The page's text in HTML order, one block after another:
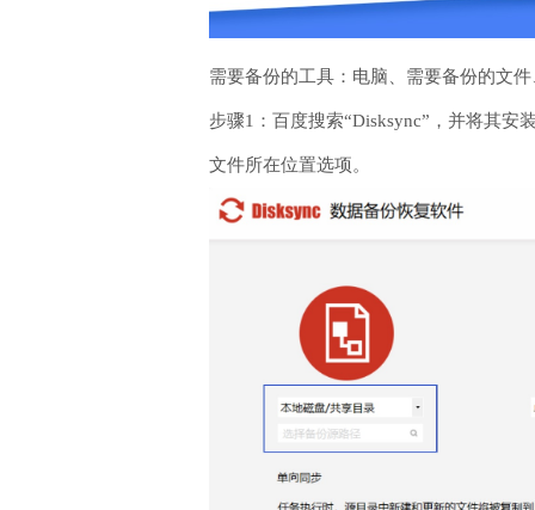
需要备份的工具：电脑、需要备份的文
步骤1：百度搜索“Disksync”，并将其
文件所在位置选项。